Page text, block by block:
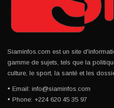
Siaminfos.com est un site
gamme de sujets, tels que la
culture, le sport, la santé et les
• Email: info@siaminfos.com
• Phone: +224 620 45 35 97